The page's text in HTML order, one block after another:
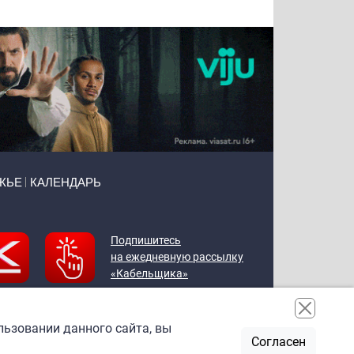
КАЛЕНДАРЬ
Подпишитесь
на ежедневную рассылку
«Кабельщика»
данного сайта, вы
Согласен